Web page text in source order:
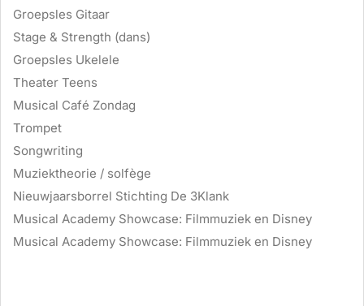
Groepsles Gitaar
Stage & Strength (dans)
Groepsles Ukelele
Theater Teens
Musical Café Zondag
Trompet
Songwriting
Muziektheorie / solfège
Nieuwjaarsborrel Stichting De 3Klank
Musical Academy Showcase: Filmmuziek en Disney
Musical Academy Showcase: Filmmuziek en Disney